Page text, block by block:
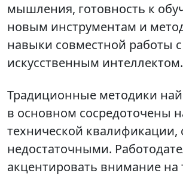
мышления, готовность к
новым инструментам и
навыки совместной работы с
искусственным интеллектом.
Традиционные методики
в основном сосредоточены
технической квалификации,
недостаточными.
акцентировать внимание на